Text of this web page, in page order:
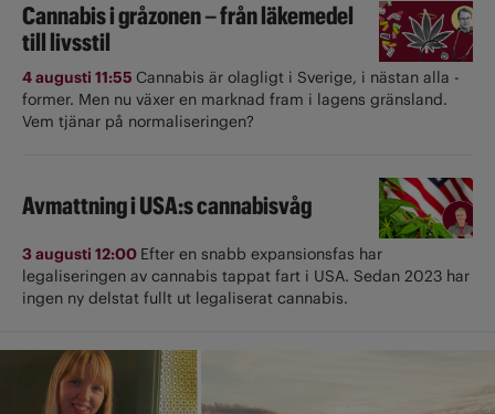
Cannabis i gråzonen – från läkemedel
till livsstil
4 augusti 11:55 Cannabis är olagligt i ­Sverige, i nästan alla ­
former. Men nu växer en marknad fram i lagens gränsland.
Vem tjänar på normaliseringen?
Avmattning i USA:s cannabisvåg
3 augusti 12:00 Efter en snabb expansionsfas har
legaliseringen av cannabis tappat fart i USA. Sedan 2023 har
ingen ny delstat fullt ut ­legaliserat cannabis.